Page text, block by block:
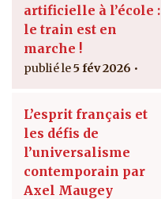
artificielle à l’école :
le train est en
marche !
5 fév 2026
L’esprit français et
les défis de
l’universalisme
contemporain par
Axel Maugey